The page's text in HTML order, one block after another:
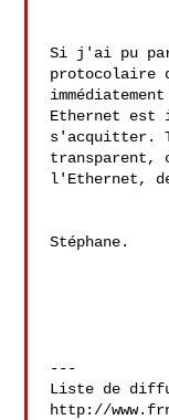
Si j'ai pu
protocolaire
Ethernet est
s'acquitter.
transparent,
l'Ethernet,
Stéphane.
---
Liste de
http://